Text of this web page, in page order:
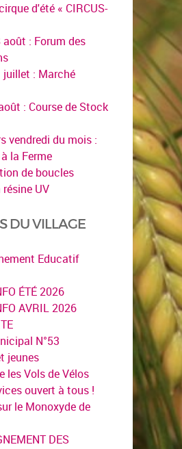
d'été « CIRCUS-
août : Forum des
juillet : Marché
: Course de Stock
vendredi du mois :
la Ferme
de boucles
résine UV
DU VILLAGE
Educatif
ÉTÉ 2026
AVRIL 2026
N°53
jeunes
les Vols de Vélos
ouvert à tous !
le Monoxyde de
DES